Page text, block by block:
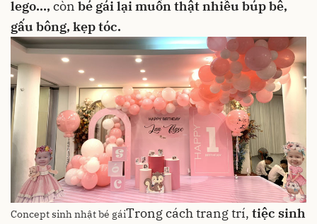
lego…, còn bé gái lại muốn thật nhiều búp bê,
gấu bông, kẹp tóc.
Concept sinh nhật bé gáiTrong cách trang trí, tiệc sinh